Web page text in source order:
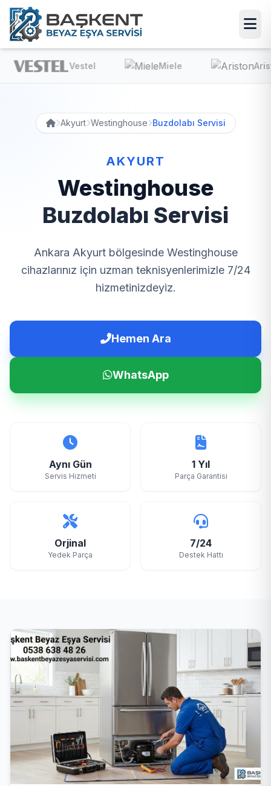
Vestel Miele Ariston
Akyurt Westinghouse Buzdolabı Servisi
AKYURT
Westinghouse
Buzdolabı Servisi
Ankara Akyurt bölgesinde Westinghouse
cihazlarınız için uzman teknisyenlerimizle 7/24
hizmetinizdeyiz.
Hemen Ara
WhatsApp
Aynı Gün
Servis Hizmeti
1 Yıl
Parça Garantisi
Orjinal
Yedek Parça
7/24
Destek Hattı